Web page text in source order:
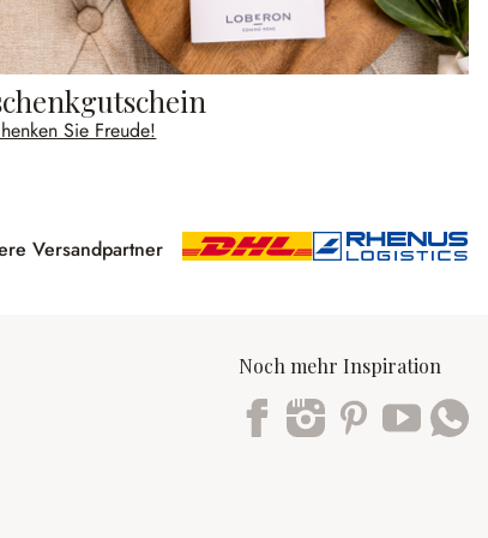
Sie Freude!
Versandpartner
Noch mehr Inspiration